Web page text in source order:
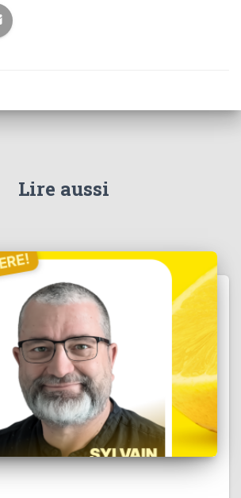
Lire aussi